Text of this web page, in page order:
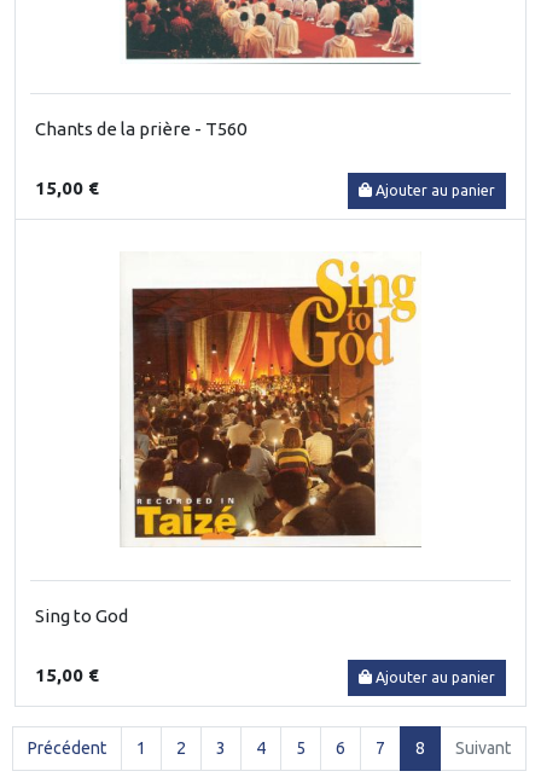
Chants de la prière - T560
15,00 € Ajouter au panier
Sing to God
15,00 € Ajouter au panier
Précédent 1 2 3 4 5 6 7 8 (current)
Suivant